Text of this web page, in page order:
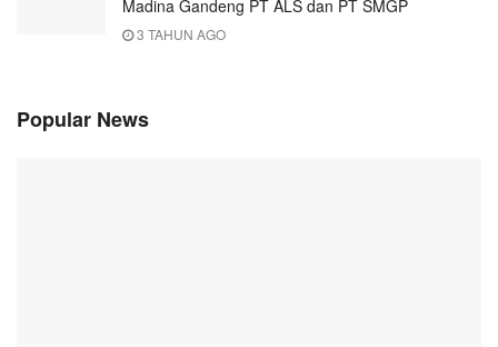
Madina Gandeng PT ALS dan PT SMGP
3 TAHUN AGO
Popular News